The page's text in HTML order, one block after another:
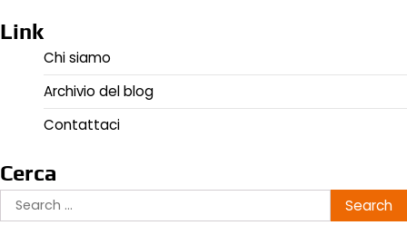
Link
Chi siamo
Archivio del blog
Contattaci
Cerca
Search
for: